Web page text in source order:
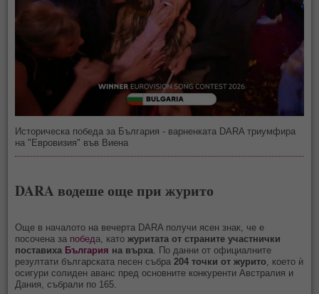
Историческа победа за България - варненката DARA триумфира
на "Евровизия" във Виена
DARA водеше още при журито
Още в началото на вечерта DARA получи ясен знак, че е
посочена за победа, катожуритата от страните участнички
поставиха България на върха . По данни от официалните
резултати българската песен събра204 точки от журито , което ѝ
осигури солиден аванс пред основните конкуренти Австралия и
Дания, събрали по 165.